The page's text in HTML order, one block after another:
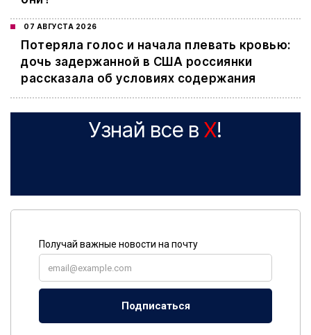
07 АВГУСТА 2026
Потеряла голос и начала плевать кровью:
дочь задержанной в США россиянки
рассказала об условиях содержания
Узнай все в X!